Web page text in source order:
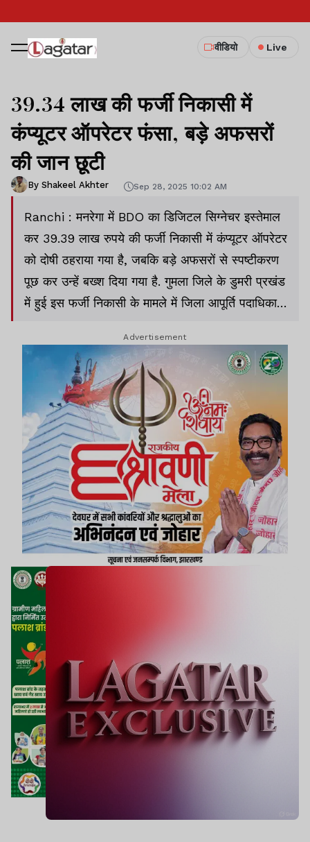
वीडियो Live
39.34 लाख की फर्जी निकासी में
कंप्यूटर ऑपरेटर फंसा, बड़े अफसरों
की जान छूटी
By Shakeel Akhter Sep 28, 2025 10:02 AM
Ranchi : मनरेगा में BDO का डिजिटल सिग्नेचर इस्तेमाल
कर 39.39 लाख रुपये की फर्जी निकासी में कंप्यूटर ऑपरेटर
को दोषी ठहराया गया है, जबकि बड़े अफसरों से स्पष्टीकरण
पूछ कर उन्हें बख्श दिया गया है. गुमला जिले के डुमरी प्रखंड
में हुई इस फर्जी निकासी के मामले में जिला आपूर्ति पदाधिकारी
प्रखंड कार्यक्रम पदाधिकारी से स्पष्टीकरण पूछा गया था. इन
अधिकारियों ने अपना डिजिटल सिग्नेचर दूसरों को दे दिया था.
लेकिन उन्हें बख्श दिया गया है. हालांकि बात सभी जानते हैं
कि कंप्यूटर ऑपरेटर अकेले फर्जी निकासी नहीं कर सकता है.
Advertisement